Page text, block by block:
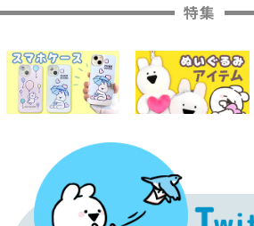
特集